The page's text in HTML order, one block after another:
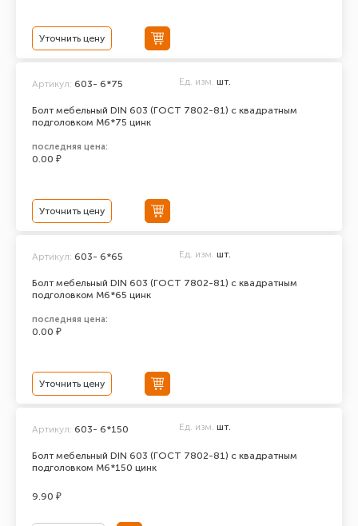
Уточнить цену
Болт мебельный DIN 603 (ГОСТ 7802-81) с квадратным
подголовком М6*75 цинк
Артикул: 603- 6*75 Ед. изм. шт.
последняя цена:
0.00 ₽
Уточнить цену
Болт мебельный DIN 603 (ГОСТ 7802-81) с квадратным
подголовком М6*65 цинк
Артикул: 603- 6*65 Ед. изм. шт.
последняя цена:
0.00 ₽
Уточнить цену
Болт мебельный DIN 603 (ГОСТ 7802-81) с квадратным
подголовком М6*150 цинк
Артикул: 603- 6*150 Ед. изм. шт.
9.90 ₽